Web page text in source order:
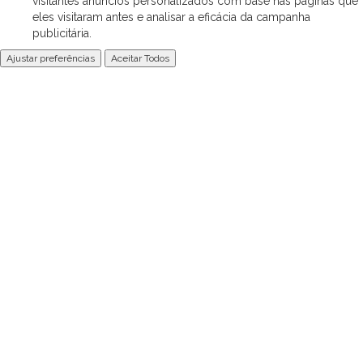
eles visitaram antes e analisar a eficácia da campanha
publicitária.
Ajustar preferências Aceitar Todos